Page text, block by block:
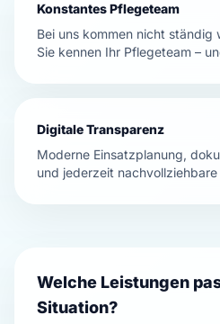
Konstantes Pflegeteam
Bei uns kommen nicht ständig
Sie kennen Ihr Pflegeteam –
Digitale Transparenz
Moderne Einsatzplanung,
und jederzeit
Welche Leistungen
Situation?